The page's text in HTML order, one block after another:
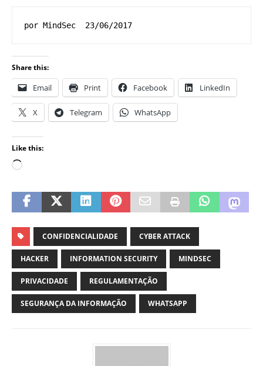
por MindSec  23/06/2017
Share this:
Email Print Facebook LinkedIn
X Telegram WhatsApp
Like this:
CONFIDENCIALIDADE CYBER ATTACK
HACKER INFORMATION SECURITY MINDSEC
PRIVACIDADE REGULAMENTAÇÃO
SEGURANÇA DA INFORMAÇÃO WHATSAPP